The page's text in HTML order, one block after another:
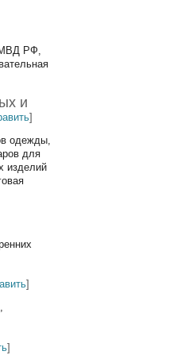
МВД РФ,
и
]
одежды,
для
изделий
]
]